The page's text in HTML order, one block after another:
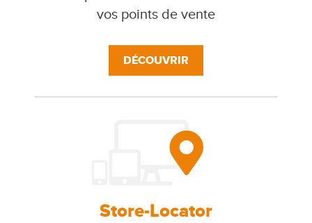
vos points de vente
DÉCOUVRIR
Store-Locator